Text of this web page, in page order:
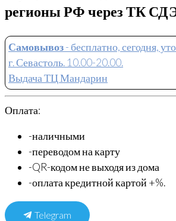
регионы РФ через ТК
Самовывоз- бесплатно, сегодня,
г. Севастоль. 10.00-20.00.
Выдача ТЦ Мандарин
Оплата:
-наличными
-переводом на карту
-QR-кодом не выходя из дома
-оплата кредитной картой +%.
Telegram